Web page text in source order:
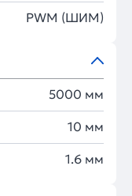
PWM (ШИМ)
5000 мм
10 мм
1.6 мм